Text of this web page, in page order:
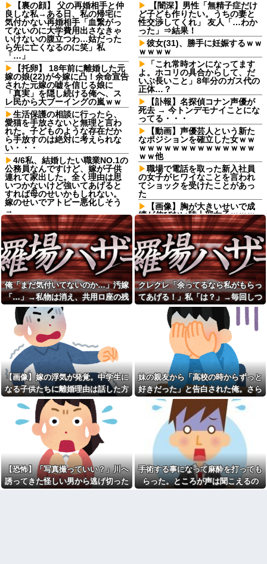
【裏の顔】 父の再婚相手と仲
良しな私→ある日、私の帰宅に
気付かない再婚相手「血繋がっ
てないのに大学費用出さなきゃ
いけないの腹立つわ…姑だった
ら先に亡くなるのに笑」私
「…」
【托卵】 18年前に離婚した元
嫁の娘(22)が今嫁に凸！余命宣告
された元嫁の嘘を信じる娘に
「真実」を隠し続ける俺へ、ス
レ民から大ブーイングの嵐ｗｗ
生活保護の相談に行ったら、
愛猫を手放さないと無理と言わ
れた。子どものような存在だか
ら手放すのは絶対に考えられな
い・・・
4/6私、結婚したい職業NO.1の
公務員なんですけど、嫁が子供
連れて家出した。全く理由は思
いつかないけど強いてあげると
すれば母のせいかもしれない。
嫁のせいでアトピー悪化しそう
→
夫が首を吊った。気に入らな
いと私を殴るウトとそれを傍観
するトメに生活費をくれない
夫…地獄の義実家をでて離婚し
ようとしたら…夫にはとんでも
ない秘密があった
定食屋で大学生が大将に殴ら
れた。その理由がスカッとする...
友人の結婚式へ向かう日に、
トメから車を出せと要求され
た。断っただけなのに大騒ぎに
なってしまい…
嫁「間男と再婚したい」俺
「慰謝料を払うなら離婚だ」→
ところが後日「やっぱり戻りた
い」と言い出して…
某有名な外国系の公益法人で
窓口受付をやったとき、シフト
外しみたいな人をシフト表で数
人確認できたわ
高校の頃、担任と隣のクラス
の担任が結婚。「お祝いに行こ
う！」と結婚式場に突撃した結
熊本地震で居酒屋から温泉が
湧き出るｗｗｗｗｗｗｗｗ
【悲報】思春期の娘に「キモ
ッ」と言われたお父さん、グレ
るｗｗｗｗｗｗｗ
【闇深】男性「無精子症だけ
ど子ども作りたい。うちの妻と
性交渉してくれ」 友人「…わか
った」⇒結果！
彼女(31)、勝手に妊娠するｗｗ
ｗｗｗｗ
「これ常時オンになってます
よ。ホコリの具合からして、だ
いぶ長いこと」8年分のガス代の
正体…？
【訃報】名探偵コナン声優が
死去 → 今トンデモナイことにな
ってる・・・
【動画】声優芸人という新た
なポジションを確立した女ｗｗ
ｗｗｗｗｗｗｗｗｗｗｗｗｗｗ
ｗｗ他
職場で電話を取った新入社員
の女子がヒワイなことを言われ
てショックを受けたことがあっ
た
【画像】胸が大きいせいで成
績が伸びない陸上部女子ｗｗｗ
ｗｗｗｗｗｗｗｗｗ
【訃報】任天堂、ガチで終わ
る
義母「服装が失礼よ」私「お
互い様ですよね～」今までイビ
られ続けてきた私が義姉の披露
宴で大暴れｗｗ義親族に「ひっ
ぱたきますよ」と釘を刺したっ
たｗｗｗ
閉じかけの電車の扉に子供を
抱っこしたまま手を挟んで開け
させた旦那、後にはベビーカー
を押した奥さんが…
週1エステ＆週3パーソナルジ
ム通いの美意識過剰な先輩「こ
れって普通だよね？」→私「真
似できません…」の不毛なやり
取りに疲れ果てた・・・
【冷めた】朝起きた時点で化
粧塗り始めてた彼女が風呂入っ
て準備終わっても塗ってて「い
い加減にしろ」って無理に出か
けても道中で塗ってた
本物のスパイ、政府批判どこ
ろか「むしろ政府の味方」を演
じて潜伏することが判明
【絶体絶命！】夫実家では老
犬を飼っている。義母から「申
し訳ないけどお留守番に来て貰
俺「まだ気付いてないのか…」汚嫁
「…」→私物は消え、共用ロ座の残
高は653円。それでも嫁は平然とし
ていて…
クレクレ「余ってるなら私がもらっ
てあげる！」私「は？」→毎回しつ
こく食い下がるので、ある方法を試
した結果…
【画像】嫁の浮気が発覚。中学生に
なる子供たちに離婚理由は話した方
がいい？
妹の親友から「高校の時からずっと
好きだった」と告白された俺。さら
にキス責めに遭い
【恐怖】「写真撮っていい？」川へ
誘ってきた怪しい男から逃げ切った
手術する事になって麻酔を打っても
らった。ところが声は聞こえるの